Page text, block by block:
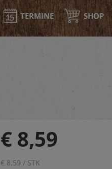
TERMINE SHOP
€ 8,59
€ 8,59 / STK